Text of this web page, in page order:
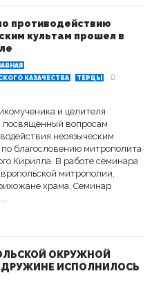
противодействию
культам прошел в
КАЗАЧЕСТВА
ТЕРЦЫ
и целителя
посвящённый вопросам
неоязыческим
благословению митрополита
Кирилла. В работе семинара
митрополии,
храма. Семинар
ОКРУЖНОЙ
ДРУЖИНЕ ИСПОЛНИЛОСЬ